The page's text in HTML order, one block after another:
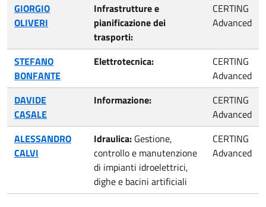
GIORGIO
OLIVERI
Infrastrutture e
pianificazione dei
trasporti:
CERTING
Advanced
STEFANO
BONFANTE
Elettrotecnica:
CERTING
Advanced
DAVIDE
CASALE
Informazione:
CERTING
Advanced
ALESSANDRO
CALVI
Idraulica: Gestione,
controllo e manutenzione
di impianti idroelettrici,
dighe e bacini artificiali
CERTING
Advanced